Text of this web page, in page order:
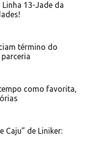
13-Jade da
término do
como favorita,
Caju” de Liniker: